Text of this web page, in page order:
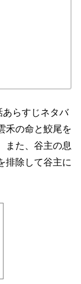
あらすじネタバ
禾の命と鮫尾を
また、谷主の息
排除して谷主に